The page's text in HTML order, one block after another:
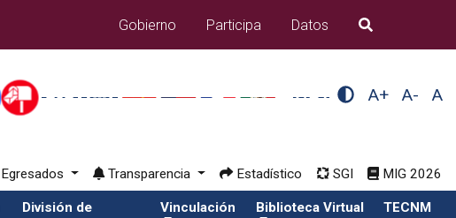
Gobierno
Participa Datos B�squeda
A+ A- A
Egresados Transparencia Estadístico SGI MIG 2026
División de
Vinculación Biblioteca Virtual
TECNM